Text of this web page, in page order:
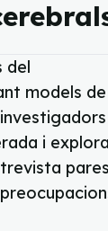
del
models de
investigadors
i
pares